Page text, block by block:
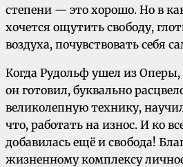
степени — это хорошо. Но в
хочется ощутить свободу,
воздуха, почувствовать себя
Когда Рудольф ушел из Оперы,
он готовил, буквально
великолепную технику,
что, работать на износ. И ко
добавилась ещё и свобода!
жизненному комплексу